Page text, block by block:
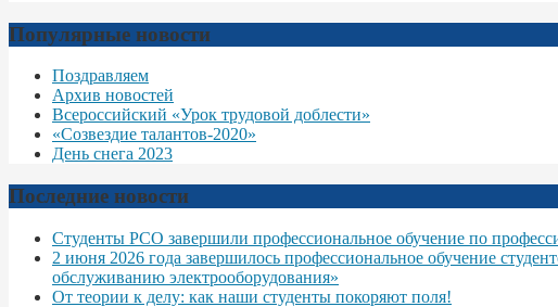
Популярные новости
Поздравляем
Архив новостей
Всероссийский «Урок трудовой доблести»
«Созвездие талантов-2020»
День снега 2023
Последние новости
Студенты РСО завершили профессиональное обучение по
2 июня 2026 года завершилось профессиональное обучение
обслуживанию электрооборудования»
От теории к делу: как наши студенты покоряют поля!